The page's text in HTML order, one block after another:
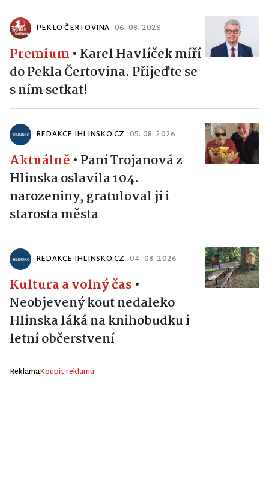
PEKLO ČERTOVINA 06. 08. 2026
Premium • Karel Havlíček míří
do Pekla Čertovina. Přijeďte se
s ním setkat!
REDAKCE IHLINSKO.CZ 05. 08. 2026
Aktuálně • Paní Trojanová z
Hlinska oslavila 104.
narozeniny, gratuloval jí i
starosta města
REDAKCE IHLINSKO.CZ 04. 08. 2026
Kultura a volný čas •
Neobjevený kout nedaleko
Hlinska láká na knihobudku i
letní občerstvení
ReklamaKoupit reklamu